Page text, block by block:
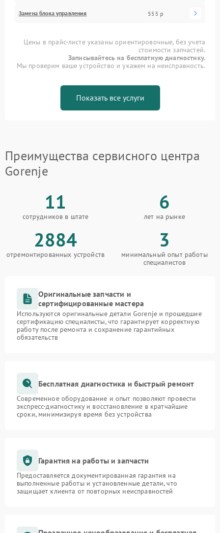
Замена блока управления 555 р
Цены в прайс-листе указаны ориентировочные, без учета
стоимости запчастей.
Записывайтесь на бесплатную диагностику.
Мы проверим ваше устройство и укажем на неисправность.
Показать все услуги
Преимущества сервисного центра
Gorenje
11
сотрудников в штате
6
лет на рынке
2884
отремонтированных устройств
3
минимальный опыт работы
специалистов
Оригинальные запчасти и
сертифицированные мастера
Используются оригинальные детали Gorenje и прошедшие
сертификацию специалисты, что гарантирует корректную
работу после ремонта и сохранение гарантийных
обязательств
Бесплатная диагностика и быстрый ремонт
Современное оборудование и опыт позволяют провести
экспресс-диагностику и восстановление в кратчайшие
сроки, минимизируя время без устройства
Гарантия на работы и запчасти
Предоставляется документированная гарантия на
выполненные работы и установленные детали, что
защищает клиента от повторных неисправностей